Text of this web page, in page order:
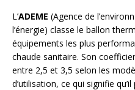
L’ADEME (Agence de
l’énergie) classe le ballon
équipements les plus
chaude sanitaire. Son
entre 2,5 et 3,5 selon les
d’utilisation, ce qui signifie